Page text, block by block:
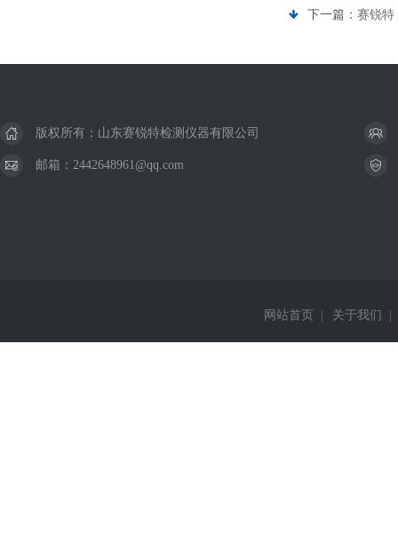
下一篇： 赛锐特
版权所有：山东赛锐特检测仪器有限公司
邮箱：2442648961@qq.com
网站首页 关于我们